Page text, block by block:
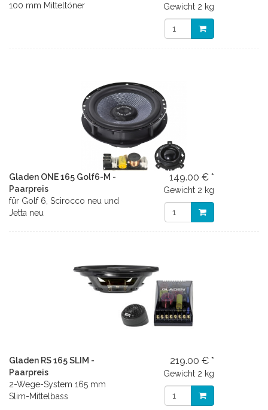
100 mm Mitteltöner
Gewicht 2 kg
Gladen ONE 165 Golf6-M -
Paarpreis
für Golf 6, Scirocco neu und
Jetta neu
149.00 € *
Gewicht 2 kg
Gladen RS 165 SLIM -
Paarpreis
2-Wege-System 165 mm
Slim-Mittelbass
219.00 € *
Gewicht 2 kg